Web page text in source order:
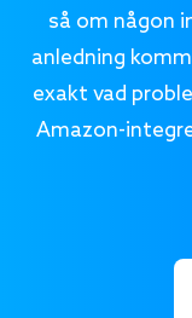
så om någon
anledning
exakt vad
Amazon-